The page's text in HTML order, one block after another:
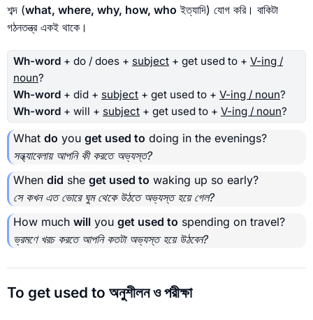
শব্দ (what, where, why, how, who ইত্যাদি) যোগ করি। বাকিটা
গঠনতন্ত্র একই থাকে।
Wh-word + do / does + subject + get used to + V-ing /
noun?
Wh-word + did + subject + get used to + V-ing / noun?
Wh-word + will + subject + get used to + V-ing / noun?
What do you get used to doing in the evenings?
সন্ধ্যাবেলায় আপনি কী করতে অভ্যস্ত?
When did she get used to waking up so early?
সে কখন এত ভোরে ঘুম থেকে উঠতে অভ্যস্ত হয়ে গেল?
How much will you get used to spending on travel?
ভ্রমণে খরচ করতে আপনি কতটা অভ্যস্ত হয়ে উঠবেন?
To get used to অনুশীলন ও পরীক্ষা